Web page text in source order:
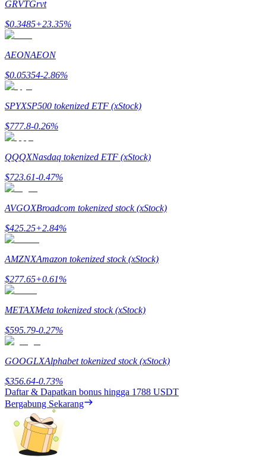
Menghasilkan
Mempertaruhkan
Pengembalian tinggi & akses instan
Launchpool
Staking fleksibel untuk mendapatkan token populer
GRVTGrvt
$0.3485+23.35%
AEONAEON
$0.05354-2.86%
SPYXSP500 tokenized ETF (xStock)
$777.8-0.26%
QQQXNasdaq tokenized ETF (xStock)
$723.61-0.47%
AVGOXBroadcom tokenized stock (xStock)
$425.25+2.84%
AMZNXAmazon tokenized stock (xStock)
$277.65+0.61%
METAXMeta tokenized stock (xStock)
$595.79-0.27%
GOOGLXAlphabet tokenized stock (xStock)
$356.64-0.73%
Daftar & Dapatkan bonus hingga 1788 USDT
Bergabung Sekarang